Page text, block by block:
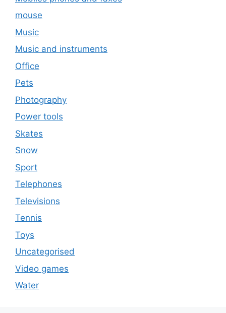
mouse
Music
Music and instruments
Office
Pets
Photography
Power tools
Skates
Snow
Sport
Telephones
Televisions
Tennis
Toys
Uncategorised
Video games
Water